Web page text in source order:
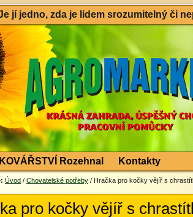
jí jedno, zda je lidem srozumitelný či
Rozehnal Kontakty
Úvod / Chovatelské potřeby / Hračka pro kočky vějíř s
pro kočky vějíř s